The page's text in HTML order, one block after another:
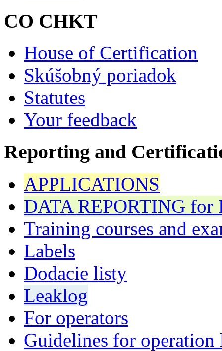
CO CHKT
House of Certification
Skúšobný poriadok
Statutes
Your feedback
Reporting and
APPLICATIONS
DATA REPORTING for
Training courses and
Labels
Dodacie listy
Leaklog
For operators
Guidelines for operation